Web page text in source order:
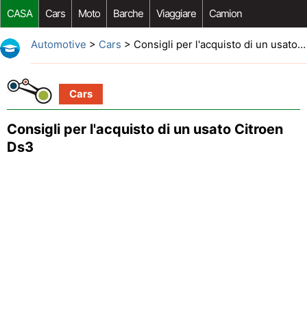
CASA Cars Moto Barche Viaggiare Camion
Riparazione Auto Acquisto Auto Car Opzioni Aftermarket
Automotive > Cars > Consigli per l'acquisto di un usato Citroen Ds3
Cars
Consigli per l'acquisto di un usato Citroen
Ds3